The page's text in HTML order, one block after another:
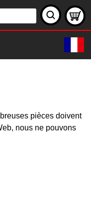
pièces doivent
nous ne pouvons